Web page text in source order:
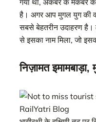
है। अगर आप मुगल युग की
सबसे बेहतरीन उदाहरण
से इसका नाम मिला, जो
निज़ामत इमामबाड़ा,